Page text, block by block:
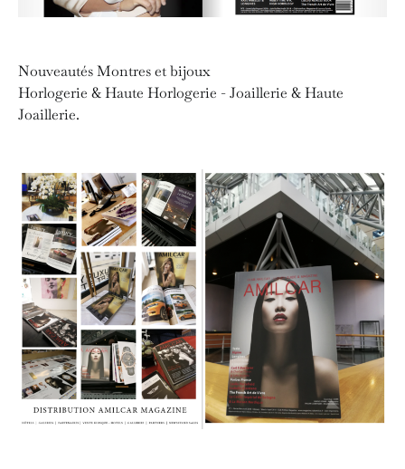
Nouveautés Montres et bijoux
Horlogerie & Haute Horlogerie - Joaillerie & Haute
Joaillerie.